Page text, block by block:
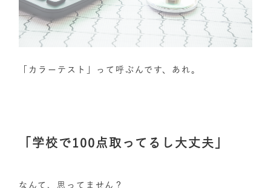
「カラーテスト」って呼ぶんです、あれ。
「学校で100点取ってるし大丈夫」
なんて、思ってません？